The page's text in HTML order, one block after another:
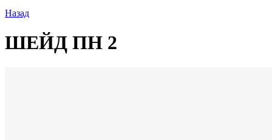
Назад
ШЕЙД ПН 2